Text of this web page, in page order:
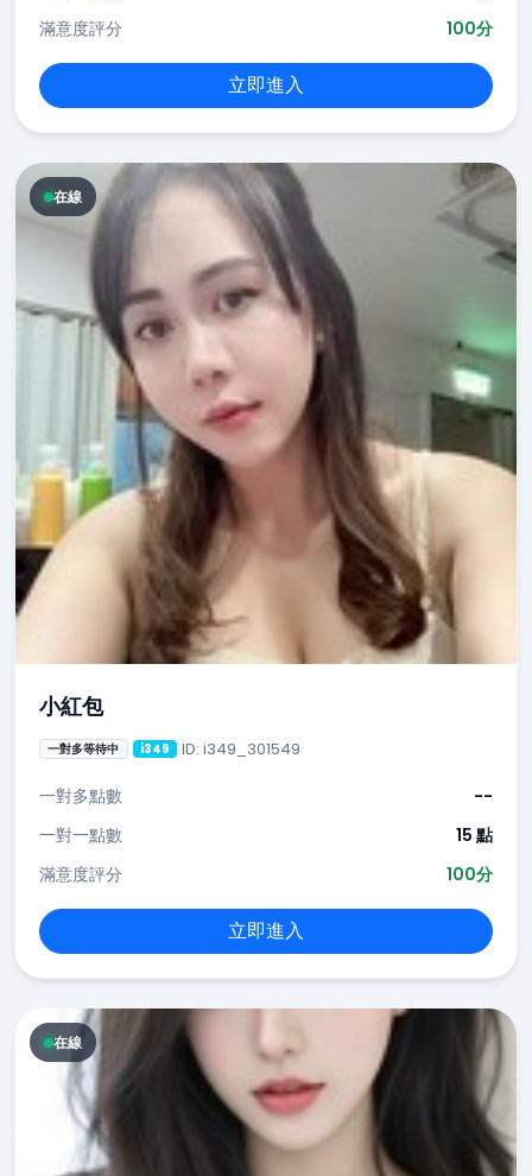
滿意度評分
100分
立即進入
在線
小紅包
一對多等待中 i349 ID: i349_301549
一對多點數
--
一對一點數
15 點
滿意度評分
100分
立即進入
在線